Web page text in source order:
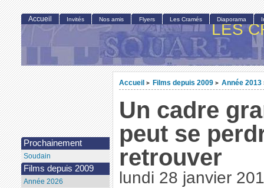
LES
Accueil > Films depuis 2009 > Année 2013
Un cadre
peut se
retrouver
lundi 28 janvier
Accueil Invités Nos amis Flyers Les Cramés Diaporama
Prochainement
Soudain
Films depuis 2009
Année 2026